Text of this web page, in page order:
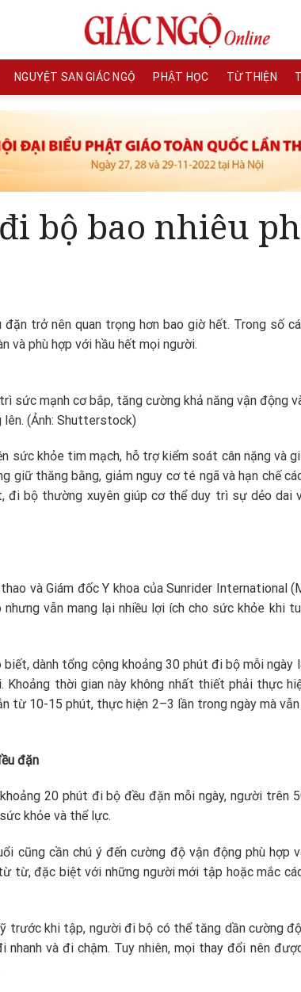
NGUYỆT SAN GIÁC NGỘ PHẬT HỌC TỪ THIỆN
bộ bao nhiêu
trở nên quan trọng hơn bao giờ hết. Trong số
và phù hợp với hầu hết mọi người.
sức mạnh cơ bắp, tăng cường khả năng vận động
(Ảnh: Shutterstock)
sức khỏe tim mạch, hỗ trợ kiểm soát cân nặng và
giữ thăng bằng, giảm nguy cơ té ngã và hạn chế
bộ thường xuyên giúp cơ thể duy trì sự dẻo dai
và Giám đốc Y khoa của Sunrider International
vẫn mang lại nhiều lợi ích cho sức khỏe khi
dành tổng cộng khoảng 30 phút đi bộ mỗi ngày
thời gian này không nhất thiết phải thực
từ 10-15 phút, thực hiện 2–3 lần trong ngày mà
đặn
20 phút đi bộ đều đặn mỗi ngày, người trên
khỏe và thể lực.
cũng cần chú ý đến cường độ vận động phù hợp
từ, đặc biệt với những người mới tập hoặc mắc
trước khi tập, người đi bộ có thể tăng dần cường
và đi chậm. Tuy nhiên, mọi thay đổi nên